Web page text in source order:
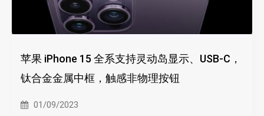
苹果 iPhone 15 全系支持灵动岛显示、USB-C，
钛合金金属中框，触感非物理按钮
01/09/2023